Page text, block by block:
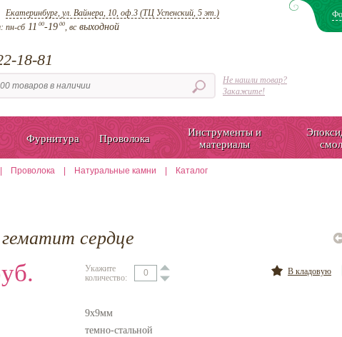
Екатеринбург, ул. Вайнера, 10, оф.3 (ТЦ Успенский, 5 эт.)
пн-сб11 00-19 00, всвыходной
18-81
Не нашли товар?
Закажите!
Фурнитура Проволока
Инструменты и
материалы
Проволока Натуральные камни Каталог
гематит сердце
Укажите
количество:
В кладовую
9х9мм
темно-стальной